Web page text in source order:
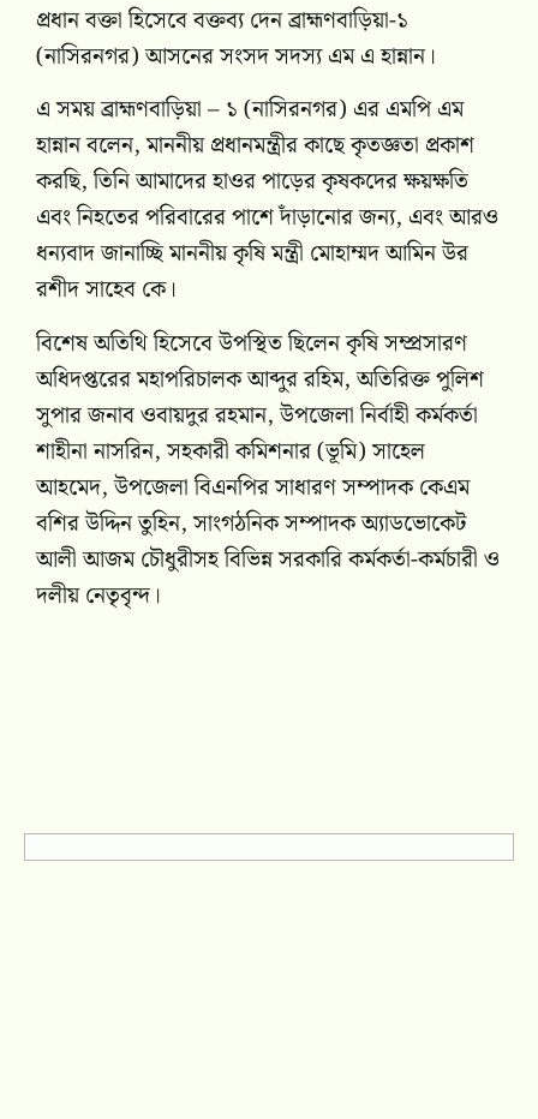
প্রধান বক্তা হিসেবে বক্তব্য দেন ব্রাহ্মণবাড়িয়া-১
(নাসিরনগর) আসনের সংসদ সদস্য এম এ হান্নান।
এ সময় ব্রাহ্মণবাড়িয়া – ১ (নাসিরনগর) এর এমপি এম
হান্নান বলেন, মাননীয় প্রধানমন্ত্রীর কাছে কৃতজ্ঞতা প্রকাশ
করছি, তিনি আমাদের হাওর পাড়ের কৃষকদের ক্ষয়ক্ষতি
এবং নিহতের পরিবারের পাশে দাঁড়ানোর জন্য, এবং আরও
ধন্যবাদ জানাচ্ছি মাননীয় কৃষি মন্ত্রী মোহাম্মদ আমিন উর
রশীদ সাহেব কে।
বিশেষ অতিথি হিসেবে উপস্থিত ছিলেন কৃষি সম্প্রসারণ
অধিদপ্তরের মহাপরিচালক আব্দুর রহিম, অতিরিক্ত পুলিশ
সুপার জনাব ওবায়দুর রহমান, উপজেলা নির্বাহী কর্মকর্তা
শাহীনা নাসরিন, সহকারী কমিশনার (ভূমি) সাহেল
আহমেদ, উপজেলা বিএনপির সাধারণ সম্পাদক কেএম
বশির উদ্দিন তুহিন, সাংগঠনিক সম্পাদক অ্যাডভোকেট
আলী আজম চৌধুরীসহ বিভিন্ন সরকারি কর্মকর্তা-কর্মচারী ও
দলীয় নেতৃবৃন্দ।